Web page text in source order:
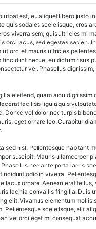
est, eu aliquet libero justo
quis sodales scelerisque, eros
viverra sem, quis ultricies mi
orci lacus, sed egestas sapien.
orci et mauris ultricies
neque, eu dictum risus
vel. Phasellus
eleifend, quam arcu dignissim
facilisis ligula quis
Donec vel dolor nec turpis
eget ornare leo. Curabitur
sed nisl. Pellentesque habitant
suscipit. Mauris ullamcorper
nec ante porta lacus
odio in viverra.
lacus ornare. Aenean erat
lacinia convallis fringilla. Duis
elit. Vivamus elementum
Pellentesque scelerisque, elit
vel orci eget mi consequat